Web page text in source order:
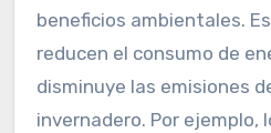
beneficios ambientales.
reducen el consumo de
disminuye las emisiones
invernadero. Por ejemplo,